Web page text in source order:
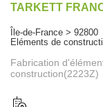
TARKETT
Île-de-France >
Eléments de
Fabrication
construction(2223Z)